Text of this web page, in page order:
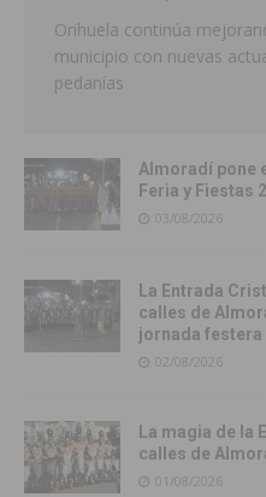
Orihuela continúa
municipio con nuevas
pedanías
Almoradí pone
Feria y Fiestas
03/08/2026
La Entrada
calles de
jornada festera
02/08/2026
La magia de la
calles de
01/08/2026